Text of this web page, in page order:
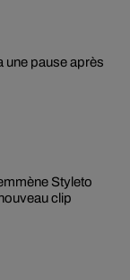
une pause après
Styleto
clip